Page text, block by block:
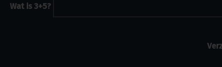
Wat is 3+5?